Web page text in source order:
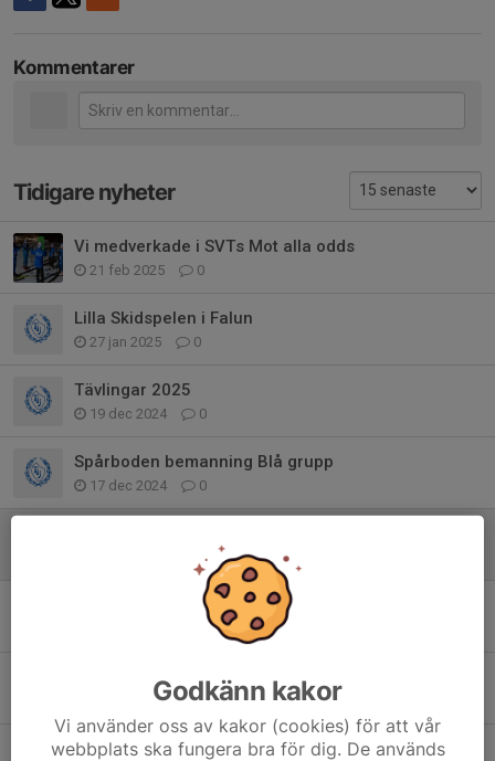
Kommentarer
Tidigare nyheter
Vi medverkade i SVTs Mot alla odds
21 feb 2025 0
Lilla Skidspelen i Falun
27 jan 2025 0
Tävlingar 2025
19 dec 2024 0
Spårboden bemanning Blå grupp
17 dec 2024 0
Lilla SS Stafettlagsuppställningen
Säsongslut och uppstart av vårsäsongen!
12 mar 2024 0
Klubbresa till Svenska Skidspelen i Falun 16/3
Godkänn kakor
Vi använder oss av kakor (cookies) för att vår
webbplats ska fungera bra för dig. De används